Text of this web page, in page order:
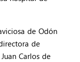
de Odón
de
Carlos de